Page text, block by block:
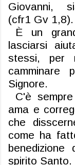
Giovanni,
(cfr1 Gv 1,8).
È un
lasciarsi
stessi, per
camminare
Signore.
C'è
ama e
che
dis
come ha
benedizione
spirito Santo.